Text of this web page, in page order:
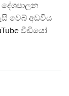
වෙබ් අඩවිය
වීඩියෝ